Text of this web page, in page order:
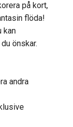
på kort,
flöda!
kan
önskar.
andra